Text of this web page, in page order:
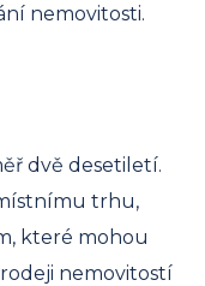
nemovitosti.
dvě desetiletí.
trhu,
které mohou
nemovitostí